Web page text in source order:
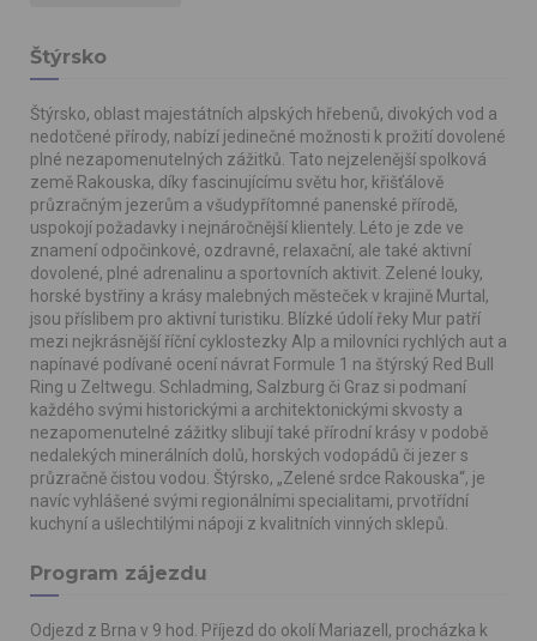
Štýrsko
Štýrsko, oblast majestátních alpských hřebenů, divokých vod a
nedotčené přírody, nabízí jedinečné možnosti k prožití dovolené
plné nezapomenutelných zážitků. Tato nejzelenější spolková
země Rakouska, díky fascinujícímu světu hor, křišťálově
průzračným jezerům a všudypřítomné panenské přírodě,
uspokojí požadavky i nejnáročnější klientely. Léto je zde ve
znamení odpočinkové, ozdravné, relaxační, ale také aktivní
dovolené, plné adrenalinu a sportovních aktivit. Zelené louky,
horské bystřiny a krásy malebných městeček v krajině Murtal,
jsou příslibem pro aktivní turistiku. Blízké údolí řeky Mur patří
mezi nejkrásnější říční cyklostezky Alp a milovníci rychlých aut a
napínavé podívané ocení návrat Formule 1 na štýrský Red Bull
Ring u Zeltwegu. Schladming, Salzburg či Graz si podmaní
každého svými historickými a architektonickými skvosty a
nezapomenutelné zážitky slibují také přírodní krásy v podobě
nedalekých minerálních dolů, horských vodopádů či jezer s
průzračně čistou vodou. Štýrsko, „Zelené srdce Rakouska“, je
navíc vyhlášené svými regionálními specialitami, prvotřídní
kuchyní a ušlechtilými nápoji z kvalitních vinných sklepů.
Program zájezdu
Odjezd z Brna v 9 hod. Příjezd do okolí Mariazell, procházka k